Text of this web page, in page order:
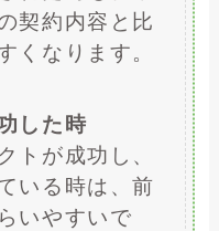
契約内容と比
くなります。
した時
トが成功し、
いる時は、前
いやすいで